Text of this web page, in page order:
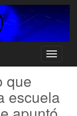
Toggle
que
escuela